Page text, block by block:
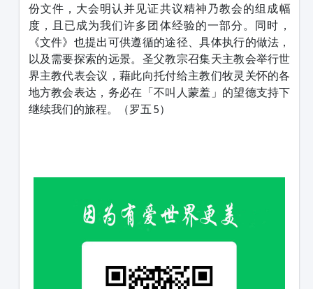
份文件，大会明认并见证共议精神乃教会的组成幅
度，且已成为我们许多团体经验的一部分。同时，
《文件》也提出可供遵循的途径、具体执行的做法，
以及需要探索的远景。圣父教宗召集天主教会举行世
界主教代表会议，藉此向托付给主教们牧灵关怀的各
地方教会表达，务必在「不叫人蒙羞」的望德支持下
继续我们的旅程。（罗五 5）